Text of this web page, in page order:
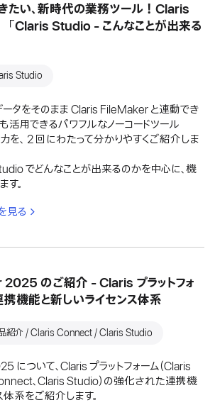
たい、新時代の業務ツール！Claris
Claris Studio - こんなことが出来る
Studio
タをそのまま Claris FileMaker と連動でき
活用できるパワフルなノーコードツール
を、 2 回にわたって分かりやすくご紹介しま
でどんなことが出来るのかを中心に、機
。
見る
のご紹介 - Claris プラットフォ
機能と新しいライセンス体系
紹介 / Claris Connect / Claris Studio
ついて、Claris プラットフォーム（Claris
、Claris Studio）の強化された連携機
系をご紹介します。